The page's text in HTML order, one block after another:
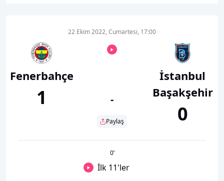
Fenerbahçe
1
22 Ekim 2022, Cumartesi, 17:00
-
Paylaş
İstanbul
Başakşehir
0
0’
İlk 11'ler